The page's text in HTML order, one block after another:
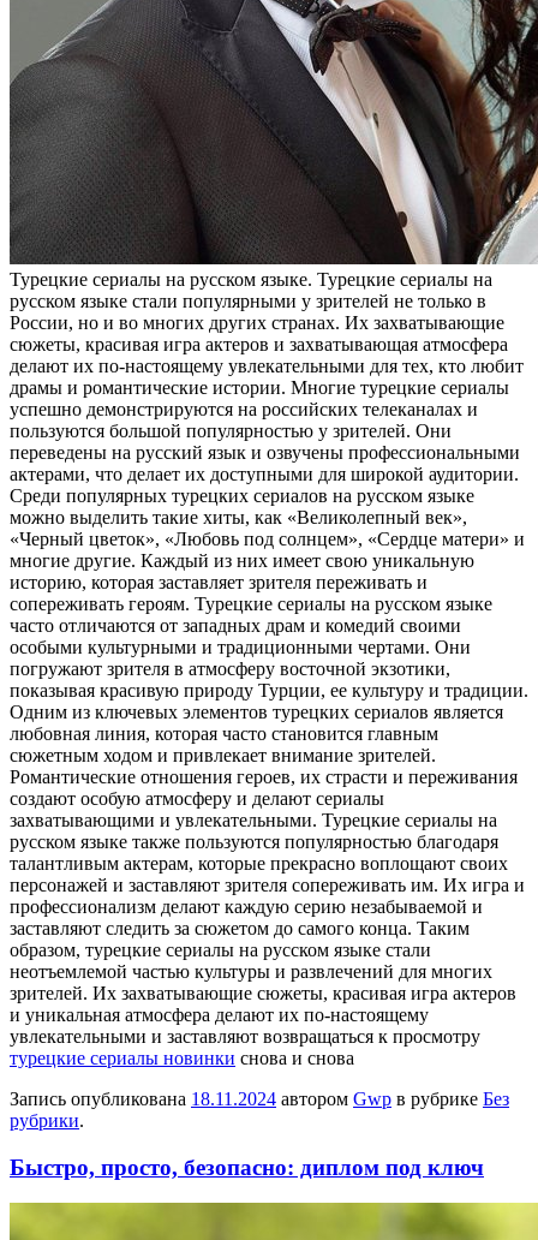
Турeцкиe сeриaлы нa русском языке. Турецкие сериалы на
русском языке стали популярными у зрителей не только в
России, но и во многих других странах. Их захватывающие
сюжеты, красивая игра актеров и захватывающая атмосфера
делают их по-настоящему увлекательными для тех, кто любит
драмы и романтические истории. Многие турецкие сериалы
успешно демонстрируются на российских телеканалах и
пользуются большой популярностью у зрителей. Они
переведены на русский язык и озвучены профессиональными
актерами, что делает их доступными для широкой аудитории.
Среди популярных турецких сериалов на русском языке
можно выделить такие хиты, как «Великолепный век»,
«Черный цветок», «Любовь под солнцем», «Сердце матери» и
многие другие. Каждый из них имеет свою уникальную
историю, которая заставляет зрителя переживать и
сопереживать героям. Турецкие сериалы на русском языке
часто отличаются от западных драм и комедий своими
особыми культурными и традиционными чертами. Они
погружают зрителя в атмосферу восточной экзотики,
показывая красивую природу Турции, ее культуру и традиции.
Одним из ключевых элементов турецких сериалов является
любовная линия, которая часто становится главным
сюжетным ходом и привлекает внимание зрителей.
Романтические отношения героев, их страсти и переживания
создают особую атмосферу и делают сериалы
захватывающими и увлекательными. Турецкие сериалы на
русском языке также пользуются популярностью благодаря
талантливым актерам, которые прекрасно воплощают своих
персонажей и заставляют зрителя сопереживать им. Их игра и
профессионализм делают каждую серию незабываемой и
заставляют следить за сюжетом до самого конца. Таким
образом, турецкие сериалы на русском языке стали
неотъемлемой частью культуры и развлечений для многих
зрителей. Их захватывающие сюжеты, красивая игра актеров
и уникальная атмосфера делают их по-настоящему
увлекательными и заставляют возвращаться к просмотру
турецкие сериалы новинки снова и снова
Запись опубликована 18.11.2024 автором Gwp в рубрике Без
рубрики.
Быстро, просто, безопасно: диплом под ключ